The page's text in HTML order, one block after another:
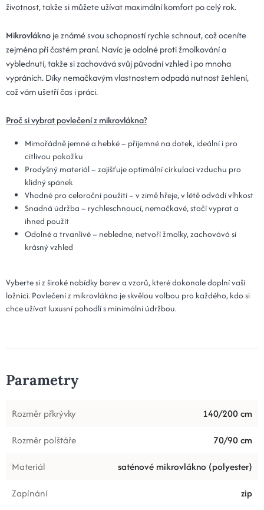
životnost, takže si můžete užívat maximální komfort po celý rok.
Mikrovláknoje známé svou schopností rychle schnout, což oceníte
zejména při častém praní. Navíc je odolné proti žmolkování a
vyblednutí, takže si zachovává svůj původní vzhled i po mnoha
vypráních. Díky nemačkavým vlastnostem odpadá nutnost žehlení,
což vám ušetří čas i práci.
Proč si vybrat povlečení z mikrovlákna?
Mimořádně jemné a hebké – příjemné na dotek, ideální i pro
citlivou pokožku
Prodyšný materiál – zajišťuje optimální cirkulaci vzduchu pro
klidný spánek
Vhodné pro celoroční použití – v zimě hřeje, v létě odvádí vlhkost
Snadná údržba – rychleschnoucí, nemačkavé, stačí vyprat a
ihned použít
Odolné a trvanlivé – nebledne, netvoří žmolky, zachovává si
krásný vzhled
Vyberte si z široké nabídky barev a vzorů, které dokonale doplní vaši
ložnici. Povlečení z mikrovlákna je skvělou volbou pro každého, kdo si
chce užívat luxusní pohodlí s minimální údržbou.
Parametry
Rozměr přkrývky
140/200 cm
Rozměr polštáře
70/90 cm
Materiál
saténové mikrovlákno (polyester)
Zapínání
zip